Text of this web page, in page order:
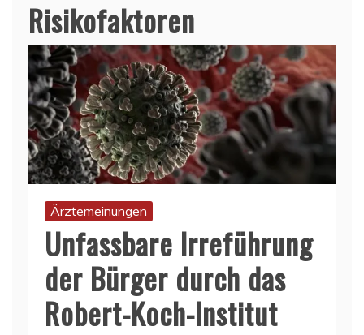
Risikofaktoren
Ärztemeinungen
Unfassbare Irreführung
der Bürger durch das
Robert-Koch-Institut